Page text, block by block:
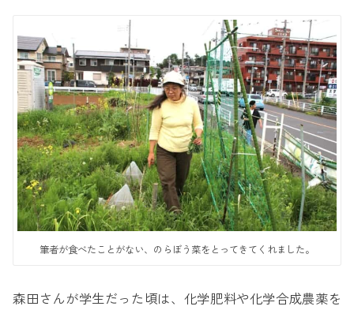
筆者が食べたことがない、のらぼう菜をとってきてくれました。
森田さんが学生だった頃は、化学肥料や化学合成農薬を